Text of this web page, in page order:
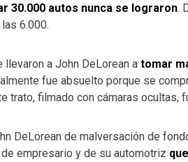
30.000 autos nunca se lograron.
6.000.
a John DeLorean a tomar
fue absuelto porque se
trato, filmado con cámaras ocultas,
DeLorean de malversación de
empresario y de su automotriz